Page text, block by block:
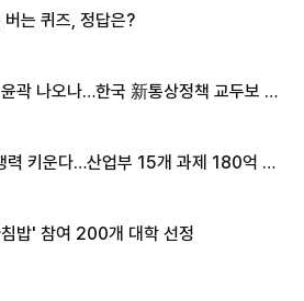
는 퀴즈, 정답은?
곽 나오나…한국 新통상정책 교두보 활
력 키운다…산업부 15개 과제 180억 지
밥' 참여 200개 대학 선정